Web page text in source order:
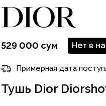
529 000 сум Нет в
Примерная дата
Тушь Dior